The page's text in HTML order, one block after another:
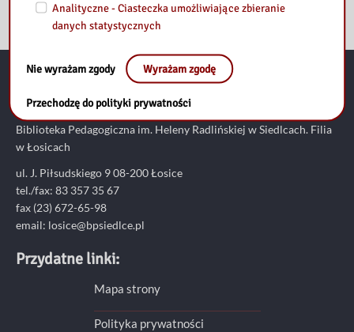
Kontakt:
Biblioteka Pedagogiczna im. Heleny Radlińskiej w Siedlcach. Filia
w Łosicach
ul. J. Piłsudskiego 9 08-200 Łosice
tel./fax: 83 357 35 67
fax (23) 672-65-98
email: losice@bpsiedlce.pl
Przydatne linki:
Mapa strony
Polityka prywatności
Analityczne - Ciasteczka umożliwiające zbieranie
danych statystycznych
Nie wyrażam zgody Wyrażam zgodę
Przechodzę do polityki prywatności